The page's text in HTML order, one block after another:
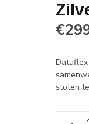
stoten